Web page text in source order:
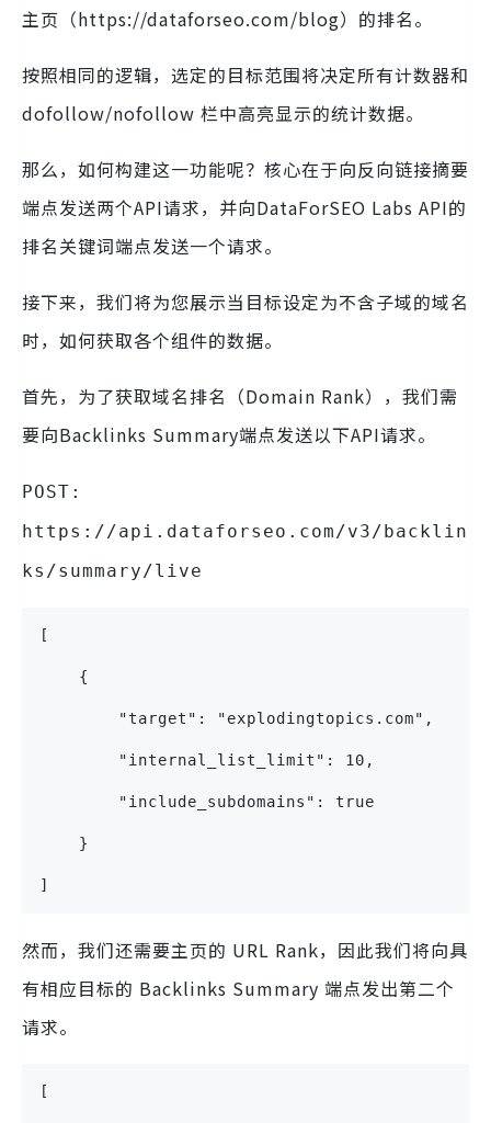
主页（https://dataforseo.com/blog）的排名。
按照相同的逻辑，选定的目标范围将决定所有计数器和
dofollow/nofollow 栏中高亮显示的统计数据。
那么，如何构建这一功能呢？核心在于向反向链接摘要
端点发送两个API请求，并向DataForSEO Labs API的
排名关键词端点发送一个请求。
接下来，我们将为您展示当目标设定为不含子域的域名
时，如何获取各个组件的数据。
首先，为了获取域名排名（Domain Rank），我们需
要向Backlinks Summary端点发送以下API请求。
POST:
https://api.dataforseo.com/v3/backlin
ks/summary/live
[
    {
        "target": "explodingtopics.com",
        "internal_list_limit": 10,
        "include_subdomains": true
    }
]
然而，我们还需要主页的 URL Rank，因此我们将向具
有相应目标的 Backlinks Summary 端点发出第二个
请求。
[